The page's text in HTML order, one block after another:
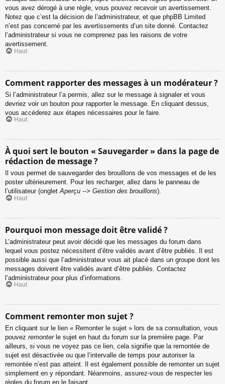
vous avez dérogé à une règle, vous pouvez recevoir un avertissement.
Notez que c’est la décision de l’administrateur, et que phpBB Limited
n’est pas concerné par les avertissements d’un site donné. Contactez
l’administrateur si vous ne comprenez pas les raisons de votre
avertissement.
Haut
Comment rapporter des messages à un modérateur ?
Si l’administrateur l’a permis, allez sur le message à signaler et vous
devriez voir un bouton pour rapporter le message. En cliquant dessus,
vous accéderez aux étapes nécessaires pour le faire.
Haut
À quoi sert le bouton « Sauvegarder » dans la page de
rédaction de message ?
Il vous permet de sauvegarder des brouillons de vos messages et de les
poster ultérieurement. Pour les recharger, allez dans le panneau de
l’utilisateur (ongletAperçu --> Gestion des brouillons).
Haut
Pourquoi mon message doit être validé ?
L’administrateur peut avoir décidé que les messages du forum dans
lequel vous postez nécessitent d’être validés avant d’être publiés. Il est
possible aussi que l’administrateur vous ait placé dans un groupe dont les
messages doivent être validés avant d’être publiés. Contactez
l’administrateur pour plus d’informations.
Haut
Comment remonter mon sujet ?
En cliquant sur le lien « Remonter le sujet » lors de sa consultation, vous
pouvez remonterle sujet en haut du forum sur la première page. Par
ailleurs, si vous ne voyez pas ce lien, cela signifie que la remontée de
sujet est désactivée ou que l’intervalle de temps pour autoriser la
remontée n’est pas atteint. Il est également possible de remonter un sujet
simplement en y répondant. Néanmoins, assurez-vous de respecter les
règles du forum en le faisant.